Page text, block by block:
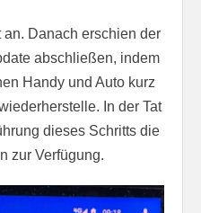
an. Danach erschien der
abschließen, indem
Handy und Auto kurz
In der Tat
dieses Schritts die
zur Verfügung.